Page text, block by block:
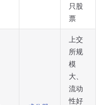
只股
票
上交
所规
模
大、
流动
性好